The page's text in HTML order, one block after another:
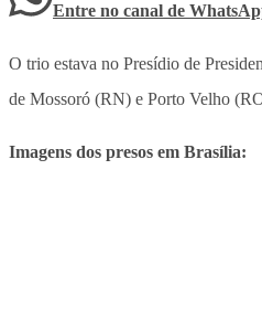
Entre no canal de
O trio estava no Presídio de
de Mossoró (RN) e Porto Velho
Imagens dos presos em Brasília: